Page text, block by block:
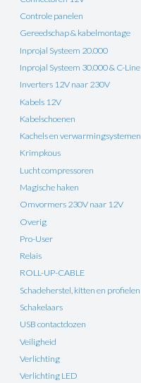
Controle panelen
Gereedschap & kabelmontage
Inprojal Systeem 20.000
Inprojal Systeem 30.000 & C-Line
Inverters 12V naar 230V
Kabels 12V
Kabelschoenen
Kachels en verwarmingsystemen
Krimpkous
Lucht compressoren
Magische haken
Omvormers 230V naar 12V
Overig
Pro-User
Relais
ROLL-UP-CABLE
Schadeherstel, kitten en profielen
Schakelaars
USB contactdozen
Veiligheid
Verlichting
Verlichting LED